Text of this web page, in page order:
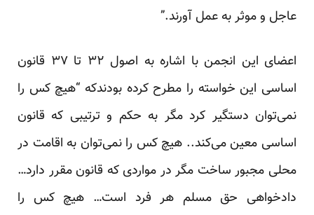
عاجل و موثر به عمل آورند.”
اعضای این انجمن با اشاره به اصول ۳۲ تا ۳۷ قانون
اساسی این خواسته را مطرح کرده بودندکه “هیچ کس را
نمی‌توان دستگیر کرد مگر به حکم و ترتیبی که قانون
اساسی معین می‌کند.. هیچ کس را نمی‌توان به اقامت در
محلی مجبور ساخت مگر در مواردی که قانون مقرر دارد…
دادخواهی حق مسلم هر فرد است… هیچ کس را